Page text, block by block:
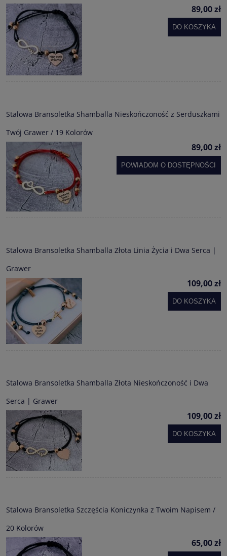
89,00 zł
DO KOSZYKA
Stalowa Bransoletka Shamballa Nieskończoność z Serduszkami
Twój Grawer / 19 Kolorów
89,00 zł
POWIADOM O DOSTĘPNOŚCI
Stalowa Bransoletka Shamballa Złota Linia Życia i Dwa Serca |
Grawer
109,00 zł
DO KOSZYKA
Stalowa Bransoletka Shamballa Złota Nieskończoność i Dwa
Serca | Grawer
109,00 zł
DO KOSZYKA
Stalowa Bransoletka Szczęścia Koniczynka z Twoim Napisem /
20 Kolorów
65,00 zł